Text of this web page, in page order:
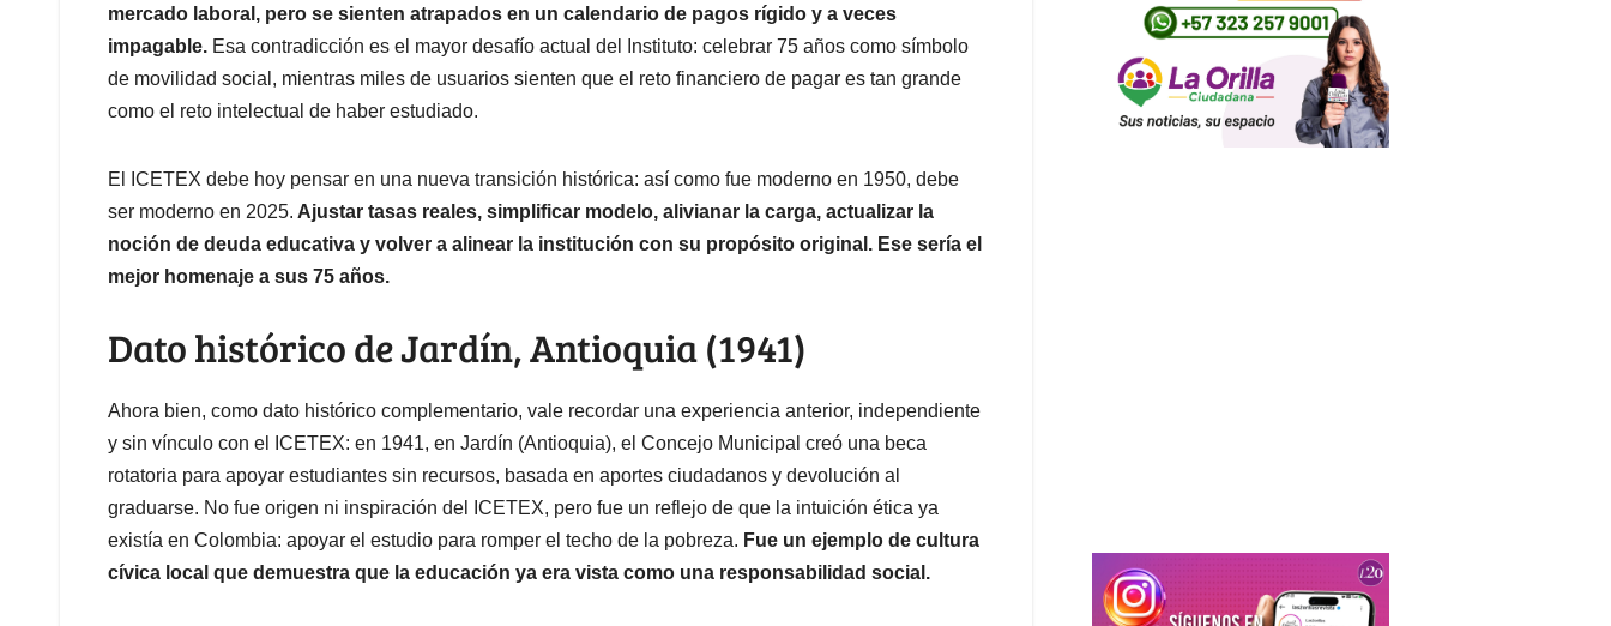
mercado laboral, pero se sienten atrapados en un calendario de pagos rígido y a veces
impagable. Esa contradicción es el mayor desafío actual del Instituto: celebrar 75 años como símbolo
de movilidad social, mientras miles de usuarios sienten que el reto financiero de pagar es tan grande
como el reto intelectual de haber estudiado.
El ICETEX debe hoy pensar en una nueva transición histórica: así como fue moderno en 1950, debe
ser moderno en 2025. Ajustar tasas reales, simplificar modelo, alivianar la carga, actualizar la
noción de deuda educativa y volver a alinear la institución con su propósito original. Ese sería el
mejor homenaje a sus 75 años.
Dato histórico de Jardín, Antioquia (1941)
Ahora bien, como dato histórico complementario, vale recordar una experiencia anterior, independiente
y sin vínculo con el ICETEX: en 1941, en Jardín (Antioquia), el Concejo Municipal creó una beca
rotatoria para apoyar estudiantes sin recursos, basada en aportes ciudadanos y devolución al
graduarse. No fue origen ni inspiración del ICETEX, pero fue un reflejo de que la intuición ética ya
existía en Colombia: apoyar el estudio para romper el techo de la pobreza. Fue un ejemplo de cultura
cívica local que demuestra que la educación ya era vista como una responsabilidad social.